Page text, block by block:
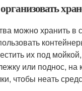
можно хранить в
их под
или поднос,
чтобы неать